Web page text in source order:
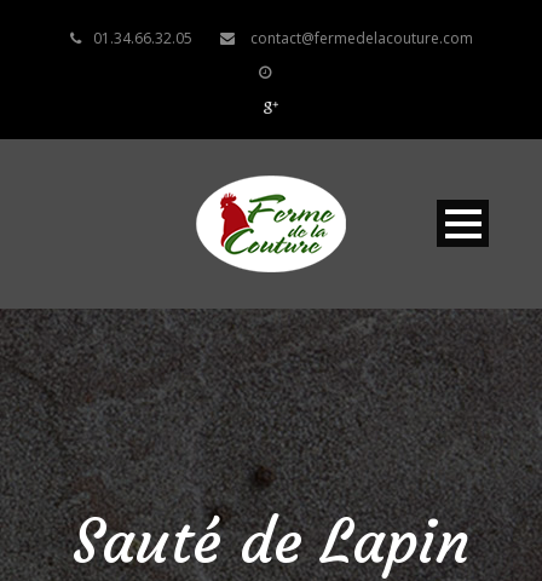
01.34.66.32.05 contact@fermedelacouture.com
Sauté de Lapin